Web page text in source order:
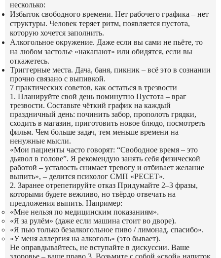
несколько:
Избыток свободного времени. Нет рабочего графика – нет
структуры. Человек теряет ритм, появляется пустота,
которую хочется заполнить.
Алкогольное окружение. Даже если вы сами не пьёте, то
на любом застолье «накапают» или обидятся, если вы
откажетесь.
Триггерные места. Дача, баня, пикник – всё это в сознании
прочно связано с выпивкой.
7 практических советов, как остаться в трезвости
1. Планируйте свой день поминутно Пустота – враг
трезвости. Составьте чёткий график на каждый
праздничный день: починить забор, прополоть грядки,
сходить в магазин, приготовить новое блюдо, посмотреть
фильм. Чем больше задач, тем меньше времени на
ненужные мысли.
«Мои пациенты часто говорят: “Свободное время – это
дьявол в голове”. Я рекомендую занять себя физической
работой – усталость снимает тревогу и отбивает желание
выпить», – делится психолог СМП «РЕСЕТ».
2. Заранее отрепетируйте отказ Придумайте 2–3 фразы,
которыми будете вежливо, но твёрдо отвечать на
предложения выпить. Например:
«Мне нельзя по медицинским показаниям».
«Я за рулём» (даже если машина стоит во дворе).
«Я пью только безалкогольное пиво / лимонад, спасибо».
«У меня аллергия на алкоголь» (это бывает).
Не оправдывайтесь, не вступайте в дискуссии. Ваше
здоровье – ваше право.3. Возьмите с собой «свой» напиток